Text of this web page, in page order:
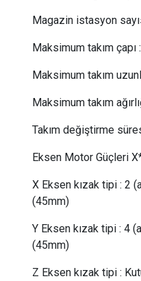
Magazin istasyon
Maksimum takım çapı :
Maksimum takım
Maksimum takım
Takım değiştirme
Eksen Motor Güçleri
X Eksen kızak tipi : 2
(45mm)
Y Eksen kızak tipi : 4
(45mm)
Z Eksen kızak tipi :